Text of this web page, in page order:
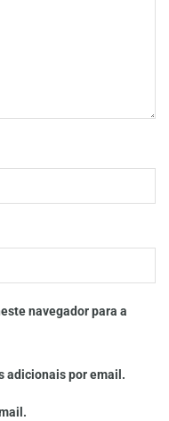
navegador para a
adicionais por email.